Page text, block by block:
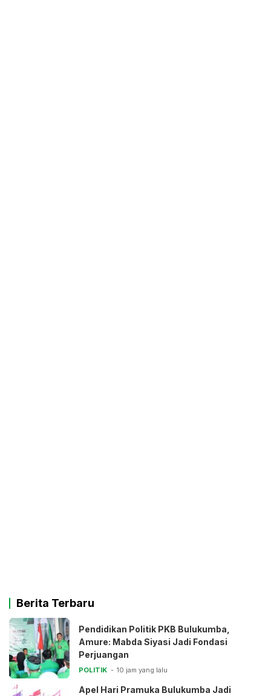
Berita Terbaru
Pendidikan Politik PKB Bulukumba,
Amure: Mabda Siyasi Jadi Fondasi
Perjuangan
POLITIK 10 jam yang lalu
Apel Hari Pramuka Bulukumba Jadi